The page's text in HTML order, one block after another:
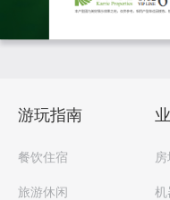
游玩指南
餐饮住宿
旅游休闲 机